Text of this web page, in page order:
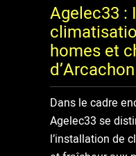
Agelec33 :
homes et
d’Arcachon
Dans le cadre
Agelec33 se
l’installation de